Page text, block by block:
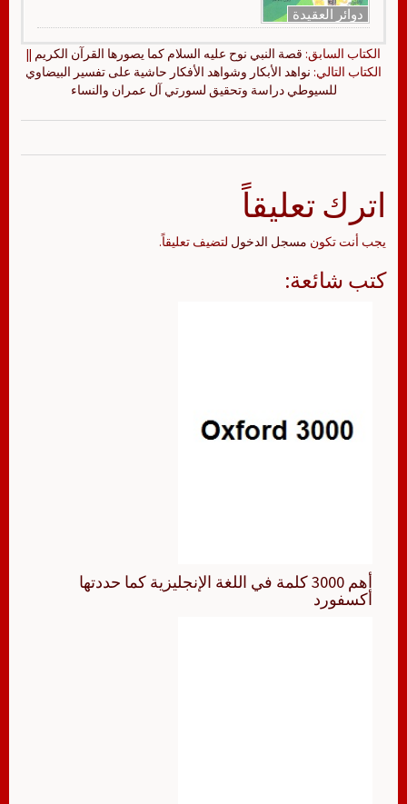
دوائر العقيدة
الكتاب السابق: قصة النبي نوح عليه السلام كما يصورها القرآن الكريم ||
الكتاب التالي: نواهد الأبكار وشواهد الأفكار حاشية على تفسير البيضاوي
للسيوطي دراسة وتحقيق لسورتي آل عمران والنساء
اترك تعليقاً
يجب أنت تكون مسجل الدخول لتضيف تعليقاً.
كتب شائعة:
أهم 3000 كلمة في اللغة الإنجليزية كما حددتها
أكسفورد